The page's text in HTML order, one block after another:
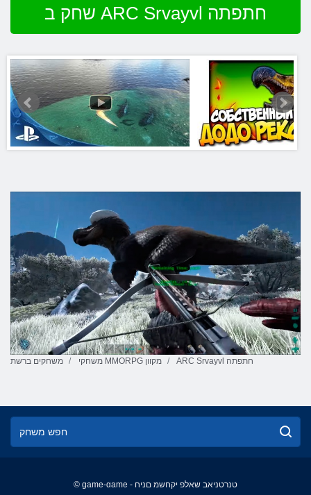
שחק ב ARC Srvayvl חתפתה
משחקים ברשת משחקי MMORPG מקוון ARC Srvayvl חתפתה
© game-game - טנרטניאב שאלפ יקחשמ םניח